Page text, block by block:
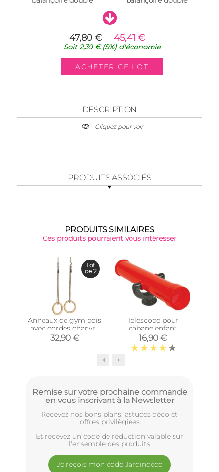
47,80 € 45,41 €
Soit2,39 €(5%)d'économie
DESCRIPTION
Cliquez pour voir
PRODUITS ASSOCIÉS
PRODUITS SIMILAIRES
Ces produits pourraient vous intéresser
Anneaux de gym bois
avec cordes chanvre
(Lot de 2)
32,90 €
Lot
de 2
Telescope pour
cabane enfant
(Rouge/Gris)
16,90 €
Remise sur votre prochaine commande
en vous inscrivant à la Newsletter
Recevez nos bons plans, astuces déco et
offres privilègiées
Et recevez un code de réduction valable sur
l'ensemble des produits
Je reçois mon code Jardindéco